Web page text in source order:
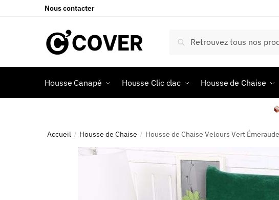
Nous contacter
Recherche
Housse Canapé Housse Clic clac Housse de Chaise
Accueil / Housse de Chaise / Housse de Chaise Velours Vert Émeraude